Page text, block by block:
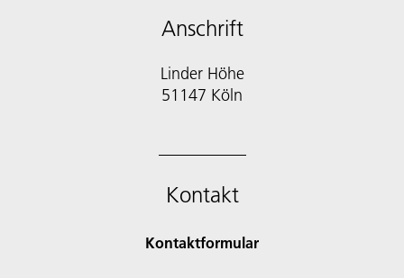
Anschrift
Linder Höhe
51147 Köln
Kontakt
Kontaktformular